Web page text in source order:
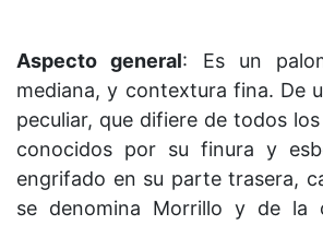
Aspecto general: Es un
mediana, y contextura fina. De
peculiar, que difiere de todos
conocidos por su finura y
engrifado en su parte trasera,
se denomina Morrillo y de la